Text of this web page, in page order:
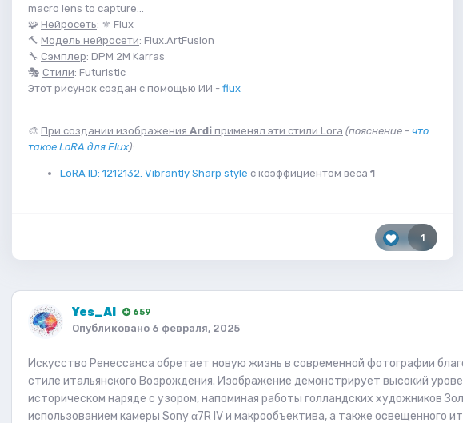
macro lens to capture...
🧩 Нейросеть: ⚜️ Flux
🔨 Модель нейросети: Flux.ArtFusion
🔧 Сэмплер: DPM 2M Karras
🎭 Стили: Futuristic
Этот рисунок создан с помощью ИИ - flux
🎨 При создании изображения Ardi применял эти стили Lora (пояснение - что
такое LoRA для Flux):
LoRA ID: 1212132. Vibrantly Sharp style с коэффициентом веса 1
1
Yes_Ai 659
Опубликовано 6 февраля, 2025
Искусство Ренессанса обретает новую жизнь в современной фотографии
стиле итальянского Возрождения. Изображение демонстрирует высокий
историческом наряде с узором, напоминая работы голландских художников
использованием камеры Sony α7R IV и макрообъектива, а также освещенного